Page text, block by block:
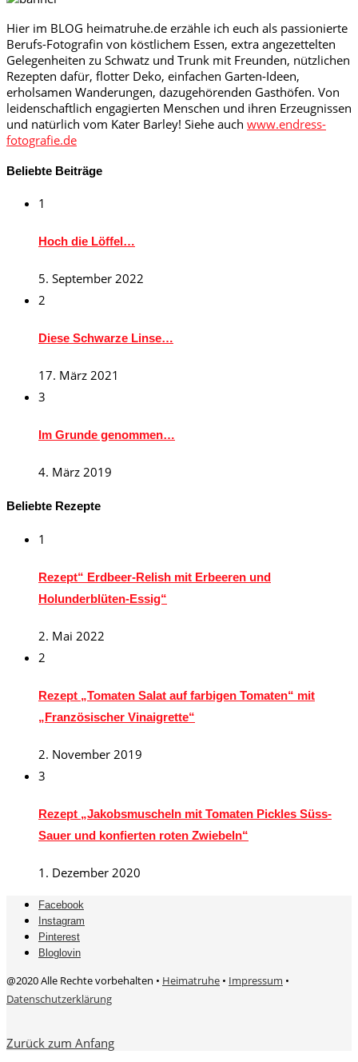
Hier im BLOG heimatruhe.de erzähle ich euch als passionierte
Berufs-Fotografin von köstlichem Essen, extra angezettelten
Gelegenheiten zu Schwatz und Trunk mit Freunden, nützlichen
Rezepten dafür, flotter Deko, einfachen Garten-Ideen,
erholsamen Wanderungen, dazugehörenden Gasthöfen. Von
leidenschaftlich engagierten Menschen und ihren Erzeugnissen
und natürlich vom Kater Barley! Siehe auch www.endress-
fotografie.de
Beliebte Beiträge
1
Hoch die Löffel…
5. September 2022
2
Diese Schwarze Linse…
17. März 2021
3
Im Grunde genommen…
4. März 2019
Beliebte Rezepte
1
Rezept“ Erdbeer-Relish mit Erbeeren und
Holunderblüten-Essig“
2. Mai 2022
2
Rezept „Tomaten Salat auf farbigen Tomaten“ mit
„Französischer Vinaigrette“
2. November 2019
3
Rezept „Jakobsmuscheln mit Tomaten Pickles Süss-
Sauer und konfierten roten Zwiebeln“
1. Dezember 2020
Facebook
Instagram
Pinterest
Bloglovin
@2020 Alle Rechte vorbehalten • Heimatruhe • Impressum •
Datenschutzerklärung
Zurück zum Anfang